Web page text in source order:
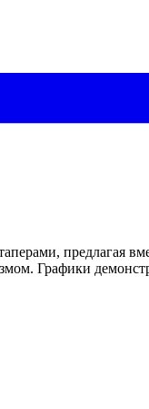
предлагая
Графики